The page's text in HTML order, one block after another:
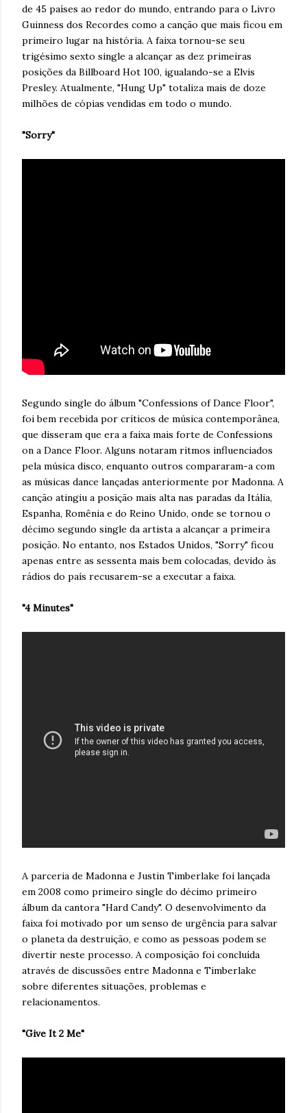
de 45 países ao redor do mundo, entrando para o Livro
Guinness dos Recordes como a canção que mais ficou em
primeiro lugar na história. A faixa tornou-se seu
trigésimo sexto single a alcançar as dez primeiras
posições da Billboard Hot 100, igualando-se a Elvis
Presley. Atualmente, "Hung Up" totaliza mais de doze
milhões de cópias vendidas em todo o mundo.
"Sorry"
Segundo single do álbum "Confessions of Dance Floor",
foi bem recebida por críticos de música contemporânea,
que disseram que era a faixa mais forte de Confessions
on a Dance Floor. Alguns notaram ritmos influenciados
pela música disco, enquanto outros compararam-a com
as músicas dance lançadas anteriormente por Madonna. A
canção atingiu a posição mais alta nas paradas da Itália,
Espanha, Romênia e do Reino Unido, onde se tornou o
décimo segundo single da artista a alcançar a primeira
posição. No entanto, nos Estados Unidos, "Sorry" ficou
apenas entre as sessenta mais bem colocadas, devido às
rádios do país recusarem-se a executar a faixa.
"4 Minutes"
A parceria de Madonna e Justin Timberlake foi lançada
em 2008 como primeiro single do décimo primeiro
álbum da cantora "Hard Candy". O desenvolvimento da
faixa foi motivado por um senso de urgência para salvar
o planeta da destruição, e como as pessoas podem se
divertir neste processo. A composição foi concluída
através de discussões entre Madonna e Timberlake
sobre diferentes situações, problemas e
relacionamentos.
"Give It 2 Me"